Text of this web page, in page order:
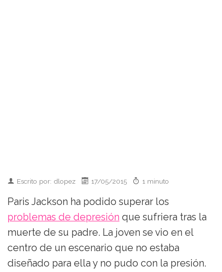
Escrito por: dlopez 17/05/2015 1 minuto
Paris Jackson ha podido superar los
problemas de depresión que sufriera tras la
muerte de su padre. La joven se vio en el
centro de un escenario que no estaba
diseñado para ella y no pudo con la presión.